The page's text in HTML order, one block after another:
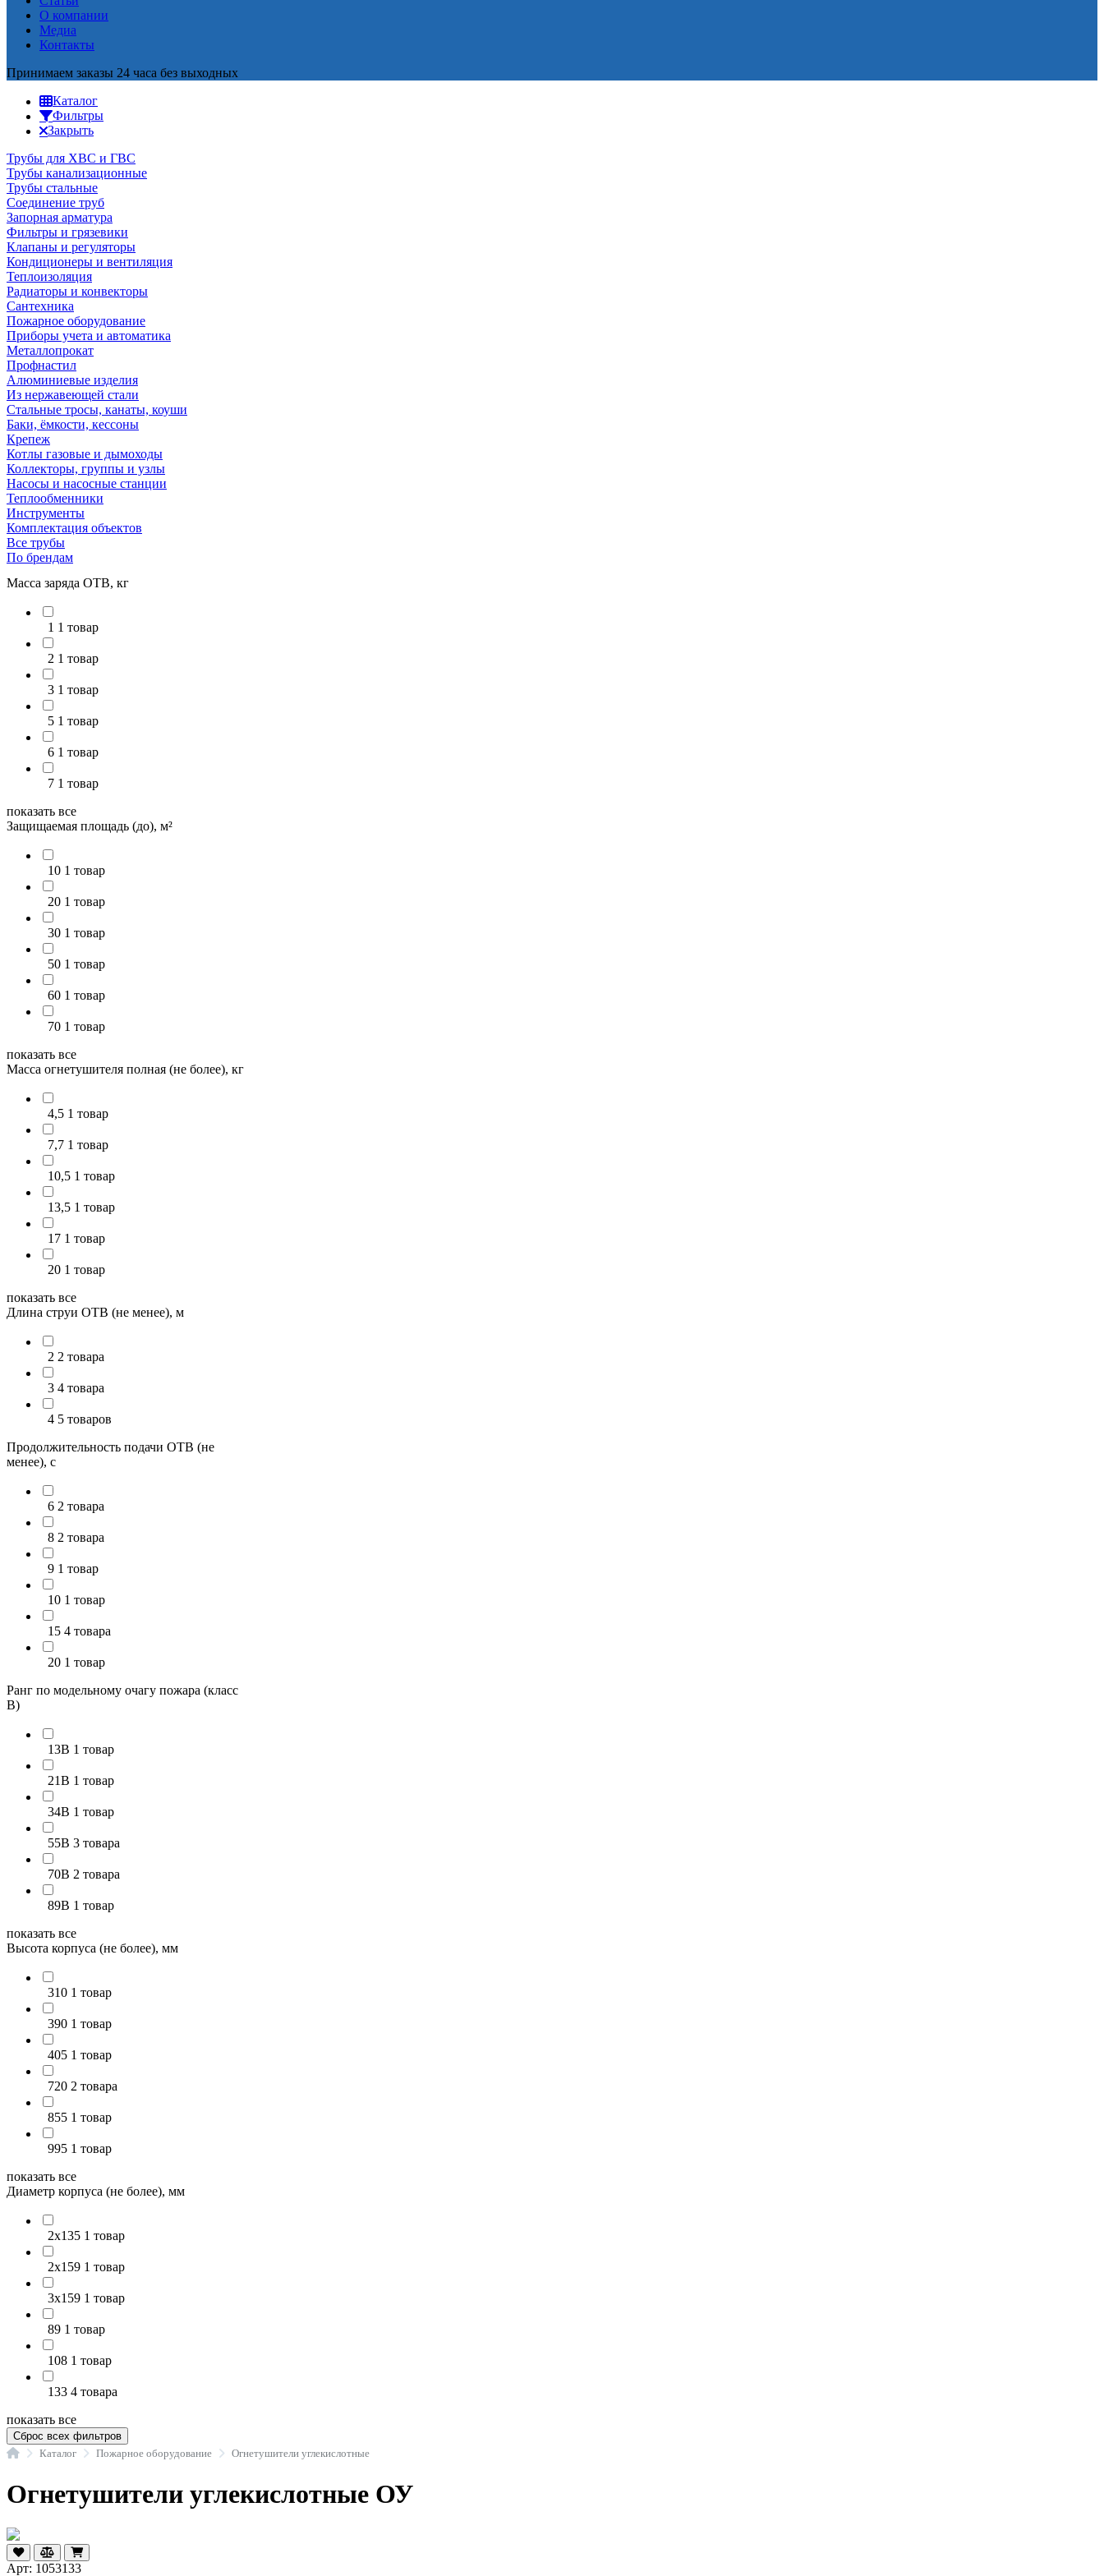
О компании
Медиа
Контакты
Принимаем заказы 24 часа без выходных
Каталог
Фильтры
Закрыть
Трубы для ХВС и ГВС
Трубы канализационные
Трубы стальные
Соединение труб
Запорная арматура
Фильтры и грязевики
Клапаны и регуляторы
Кондиционеры и вентиляция
Теплоизоляция
Радиаторы и конвекторы
Сантехника
Пожарное оборудование
Приборы учета и автоматика
Металлопрокат
Профнастил
Алюминиевые изделия
Из нержавеющей стали
Стальные тросы, канаты, коуши
Баки, ёмкости, кессоны
Крепеж
Котлы газовые и дымоходы
Коллекторы, группы и узлы
Насосы и насосные станции
Теплообменники
Инструменты
Комплектация объектов
Все трубы
По брендам
Масса заряда ОТВ, кг
1 1 товар
2 1 товар
3 1 товар
5 1 товар
6 1 товар
7 1 товар
показать все
Защищаемая площадь (до), м²
10 1 товар
20 1 товар
30 1 товар
50 1 товар
60 1 товар
70 1 товар
показать все
Масса огнетушителя полная (не более), кг
4,5 1 товар
7,7 1 товар
10,5 1 товар
13,5 1 товар
17 1 товар
20 1 товар
показать все
Длина струи ОТВ (не менее), м
2 2 товара
3 4 товара
4 5 товаров
Продолжительность подачи ОТВ (не
менее), с
6 2 товара
8 2 товара
9 1 товар
10 1 товар
15 4 товара
20 1 товар
Ранг по модельному очагу пожара (класс
В)
13В 1 товар
21В 1 товар
34B 1 товар
55В 3 товара
70В 2 товара
89В 1 товар
показать все
Высота корпуса (не более), мм
310 1 товар
390 1 товар
405 1 товар
720 2 товара
855 1 товар
995 1 товар
показать все
Диаметр корпуса (не более), мм
2х135 1 товар
2х159 1 товар
3х159 1 товар
89 1 товар
108 1 товар
133 4 товара
показать все
Сброс всех фильтров
ГлавнаяКаталог Пожарное оборудование Огнетушители углекислотные
Огнетушители углекислотные ОУ
Арт: 1053133